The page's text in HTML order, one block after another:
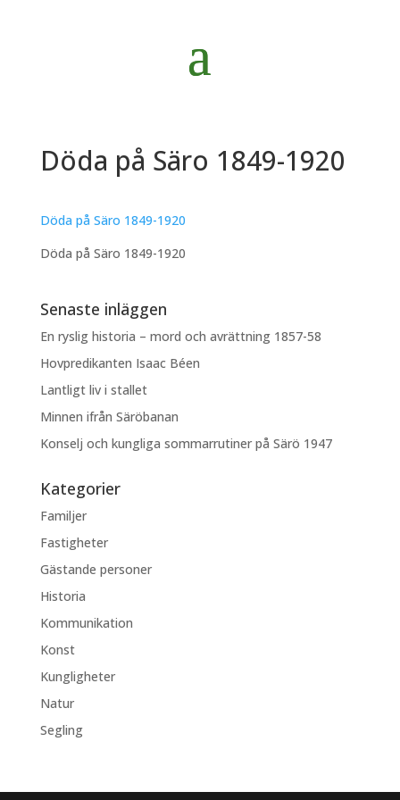
Döda på Säro 1849-1920
Döda på Säro 1849-1920
Döda på Säro 1849-1920
Senaste inläggen
En ryslig historia – mord och avrättning 1857-58
Hovpredikanten Isaac Béen
Lantligt liv i stallet
Minnen ifrån Säröbanan
Konselj och kungliga sommarrutiner på Särö 1947
Kategorier
Familjer
Fastigheter
Gästande personer
Historia
Kommunikation
Konst
Kungligheter
Natur
Segling